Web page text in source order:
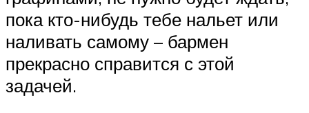
пока кто-нибудь тебе нальет или
наливать самому – бармен
прекрасно справится с этой
задачей.